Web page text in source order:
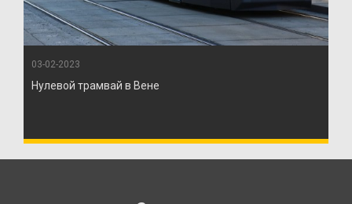
03-02-2023
Нулевой трамвай в Вене